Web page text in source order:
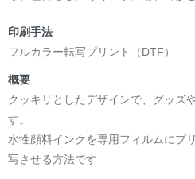
印刷手法
フルカラー転写プリント（DTF）
概要
クッキリとしたデザインで、グッズ
す。
水性顔料インクを専用フィルムにプ
写させる方法です